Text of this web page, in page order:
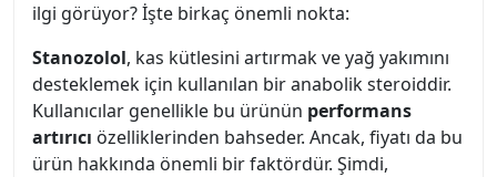
ilgi görüyor? İşte birkaç önemli nokta:
Stanozolol, kas kütlesini artırmak ve yağ yakımını
desteklemek için kullanılan bir anabolik steroiddir.
Kullanıcılar genellikle bu ürünün performans
artırıcı özelliklerinden bahseder. Ancak, fiyatı da bu
ürün hakkında önemli bir faktördür. Şimdi,